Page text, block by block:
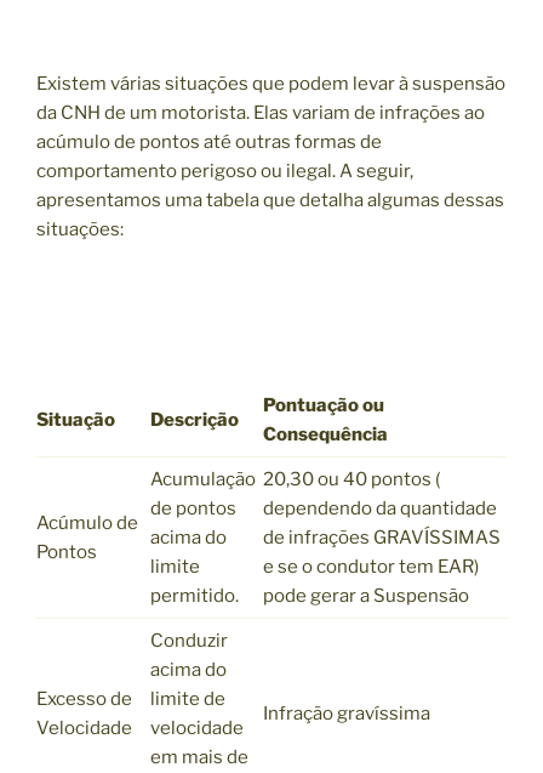
Existem várias situações que podem levar à suspensão
da CNH de um motorista. Elas variam de infrações ao
acúmulo de pontos até outras formas de
comportamento perigoso ou ilegal. A seguir,
apresentamos uma tabela que detalha algumas dessas
situações:
Situação Descrição
Pontuação ou
Consequência
Acúmulo de
Pontos
Acumulação
de pontos
acima do
limite
permitido.
20,30 ou 40 pontos (
dependendo da quantidade
de infrações GRAVÍSSIMAS
e se o condutor tem EAR)
pode gerar a Suspensão
Excesso de
Velocidade
Conduzir
acima do
limite de
velocidade
em mais de
Infração gravíssima